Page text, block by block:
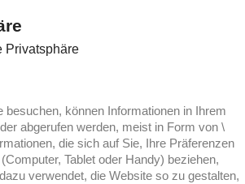
Privatsphäre
besuchen, können Informationen in Ihrem
abgerufen werden, meist in Form von \
die sich auf Sie, Ihre Präferenzen
Tablet oder Handy) beziehen,
verwendet, die Website so zu gestalten,